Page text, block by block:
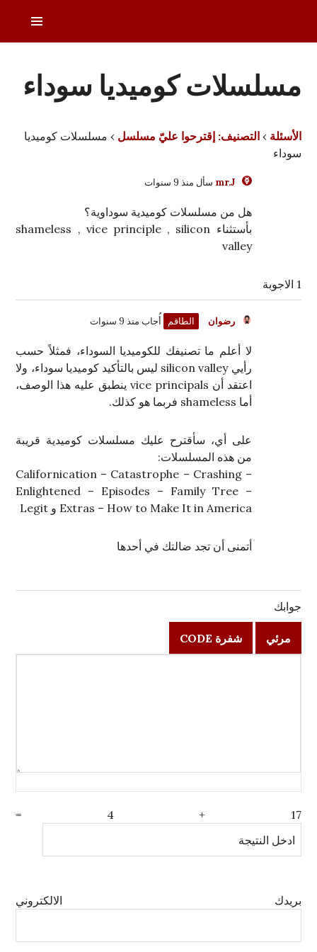
المحتوى
دليل التلفزيون العربي
مسلسلات كوميديا سوداء
الأسئلة ›التصنيف: إقترحوا عليّ مسلسل › مسلسلات كوميديا
سوداء
mr.J سأل منذ 9 سنوات
هل من مسلسلات كوميدية سوداوية؟
بأستثناء shameless , vice principle , silicon
valley
1 الاجوبة
رضوان الطاقم أُجاب منذ 9 سنوات
لا أعلم ما تصنيفك للكوميديا السوداء، فمثلاً حسب
رأيي silicon valley ليس بالتأكيد كوميديا سوداء، ولا
اعتقد أن vice principals ينطبق عليه هذا الوصف،
أما shameless فربما هو كذلك.
على أي، سأقترح عليك مسلسلات كوميدية قريبة
من هذه المسلسلات:
Californication – Catastrophe – Crashing –
Enlightened – Episodes – Family Tree –
Extras – How to Make It in America و Legit
أتمنى أن تجد ضالتك في أحدها
جوابك
مرئي شفرة CODE
17
+
4
=
بريدك الالكتروني